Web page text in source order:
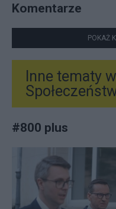
Komentarze
POKAŻ
Inne tematy
#800 plus